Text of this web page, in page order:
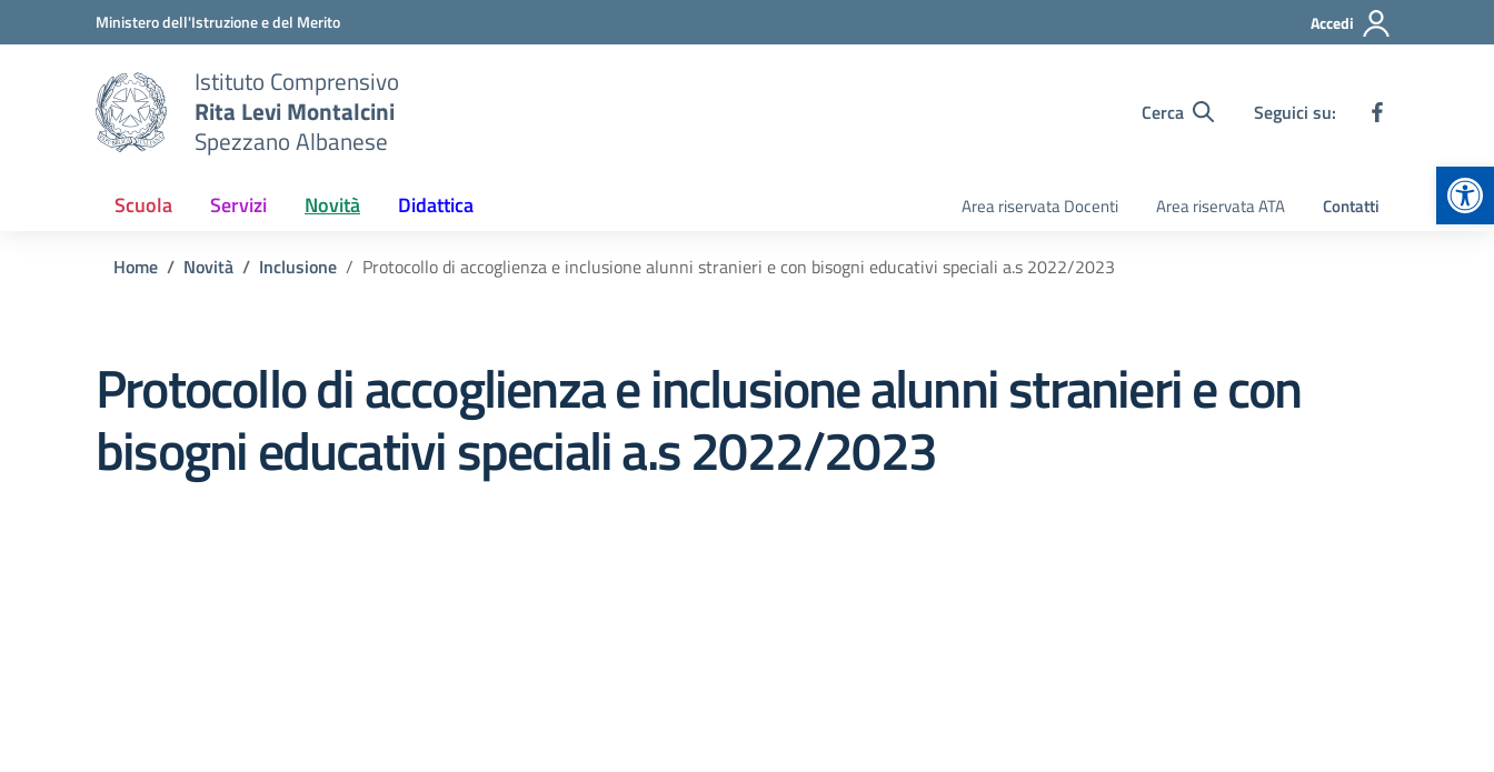
Vai ai contenuti
Vai al menu di navigazioneMinistero dell'Istruzione e del Merito Accedi
Istituto Comprensivo
Rita Levi Montalcini
Spezzano Albanese
Cerca Seguici su:
Scuola Servizi Novità Didattica Area riservata Docenti Area riservata ATA Contatti
Home Novità Inclusione Protocollo di accoglienza e inclusione alunni stranieri e con bisogni educativi speciali a.s 2022/2023
Protocollo di accoglienza e inclusione alunni stranieri e con
bisogni educativi speciali a.s 2022/2023